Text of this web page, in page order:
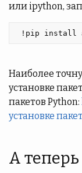
или ipython,
!pip install
Наиболее
установке
пакетов Python:
установке
А